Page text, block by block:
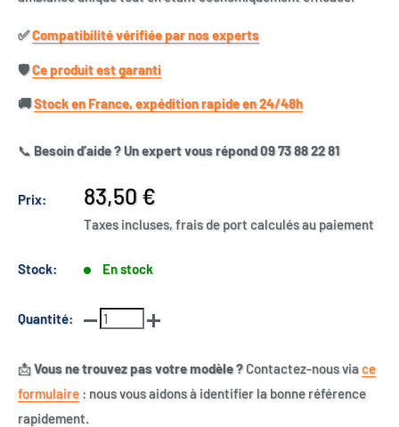
✅​Compatibilité vérifiée par nos experts
🛡️​Ce produit est garanti
🚚​Stock en France, expédition rapide en 24/48h
📞 Besoin d’aide ? Un expert vous répond 09 73 88 22 81
Prix:
Prix
réduit
83,50 €
Taxes incluses, frais de port calculés au paiement
Stock: En stock
Quantité:
📩Vous ne trouvez pas votre modèle ?Contactez-nous viace
formulaire : nous vous aidons à identifier la bonne référence
rapidement.